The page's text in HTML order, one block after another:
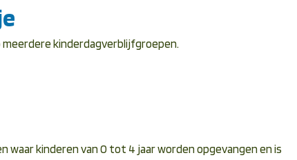
kinderdagverblijfgroepen.
kinderen van 0 tot 4 jaar worden opgevangen en is